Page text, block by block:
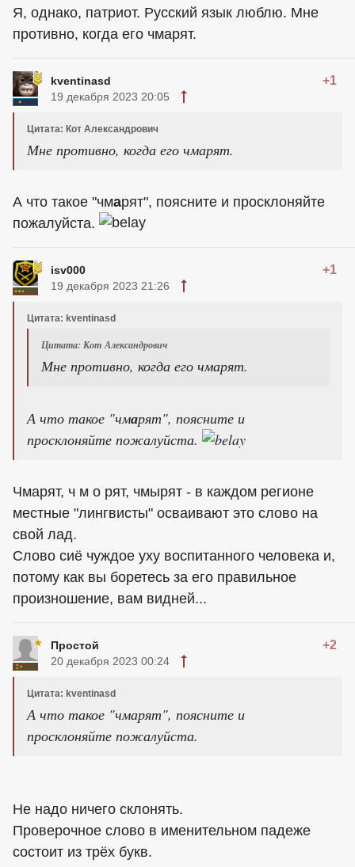
Я, однако, патриот. Русский язык люблю. Мне
противно, когда его чмарят.
kventinasd +1
19 декабря 2023 20:05
Цитата: Кот Александрович
Мне противно, когда его чмарят.
А что такое "чмарят", поясните и просклоняйте
пожалуйста.
isv000 +1
19 декабря 2023 21:26
Цитата: kventinasd
Цитата: Кот Александрович
Мне противно, когда его чмарят.
А что такое "чмарят", поясните и
просклоняйте пожалуйста.
Чмарят, ч м о рят, чмырят - в каждом регионе
местные "лингвисты" осваивают это слово на
свой лад.
Слово сиё чуждое уху воспитанного человека и,
потому как вы боретесь за его правильное
произношение, вам видней...
Простой +2
20 декабря 2023 00:24
Цитата: kventinasd
А что такое "чмарят", поясните и
просклоняйте пожалуйста.
Не надо ничего склонять.
Проверочное слово в именительном падеже
состоит из трёх букв.